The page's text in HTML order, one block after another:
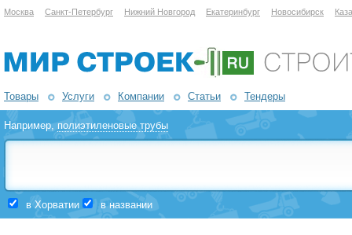
Москва Санкт-Петербург Нижний Новгород Екатеринбург Новосибирск
Товары Услуги Компании Статьи Тендеры
Например,полиэтиленовые трубы
в Хорватии в названии